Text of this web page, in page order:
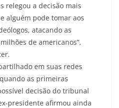
relegou a decisão mais
alguém pode tomar aos
atacando as
de americanos”,
em suas redes
as primeiras
decisão do tribunal
presidente afirmou ainda